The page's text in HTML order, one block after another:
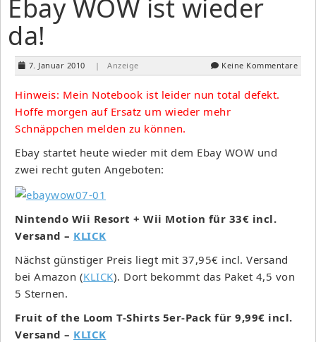
Ebay WOW ist wieder
da!
7. Januar 2010 | Anzeige Keine Kommentare
Hinweis: Mein Notebook ist leider nun total defekt.
Hoffe morgen auf Ersatz um wieder mehr
Schnäppchen melden zu können.
Ebay startet heute wieder mit dem Ebay WOW und
zwei recht guten Angeboten:
Nintendo Wii Resort + Wii Motion für 33€ incl.
Versand – KLICK
Nächst günstiger Preis liegt mit 37,95€ incl. Versand
bei Amazon (KLICK). Dort bekommt das Paket 4,5 von
5 Sternen.
Fruit of the Loom T-Shirts 5er-Pack für 9,99€ incl.
Versand – KLICK